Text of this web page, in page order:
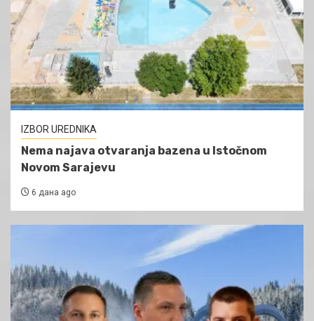
IZBOR UREDNIKA
Nema najava otvaranja bazena u Istočnom
Novom Sarajevu
6 дана ago